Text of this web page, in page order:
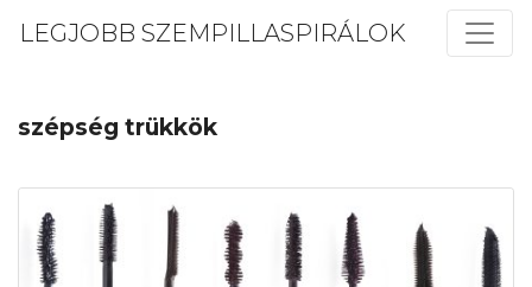
LEGJOBB SZEMPILLASPIRÁLOK
szépség trükkök